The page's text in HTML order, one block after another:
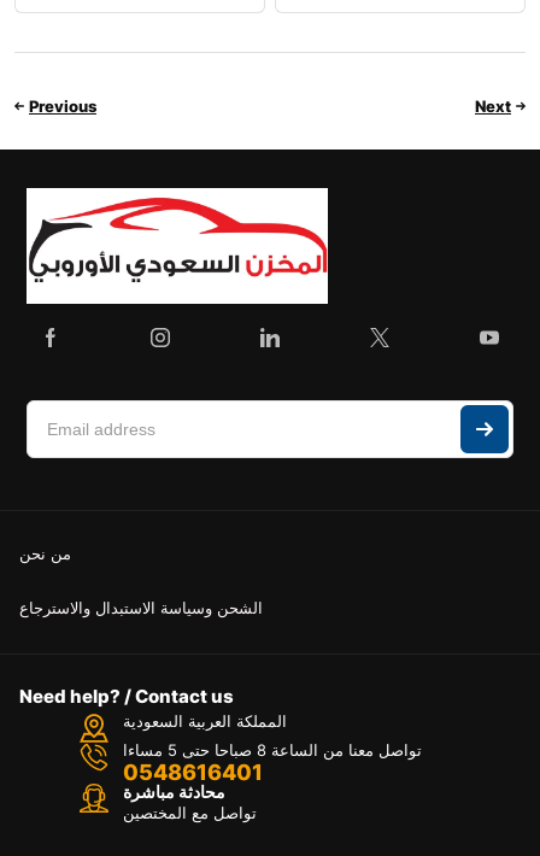
Previous Next
من نحن
الشحن وسياسة الاستبدال والاسترجاع
Need help? / Contact us
المملكة العربية السعودية
تواصل معنا من الساعة 8 صباحا حتى 5 مساءا
0548616401
محادثة مباشرة
تواصل مع المختصين